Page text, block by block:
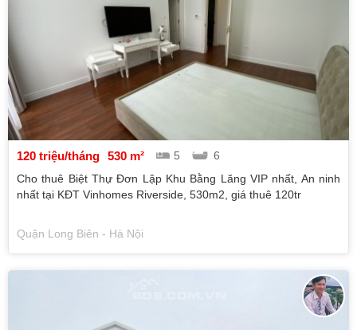
120 triệu/tháng 530 m² 5
6
Cho thuê Biệt Thự Đơn Lập Khu Bằng Lăng VIP nhất, An ninh
nhất tại KĐT Vinhomes Riverside, 530m2, giá thuê 120tr
Quận Long Biên - Hà Nội